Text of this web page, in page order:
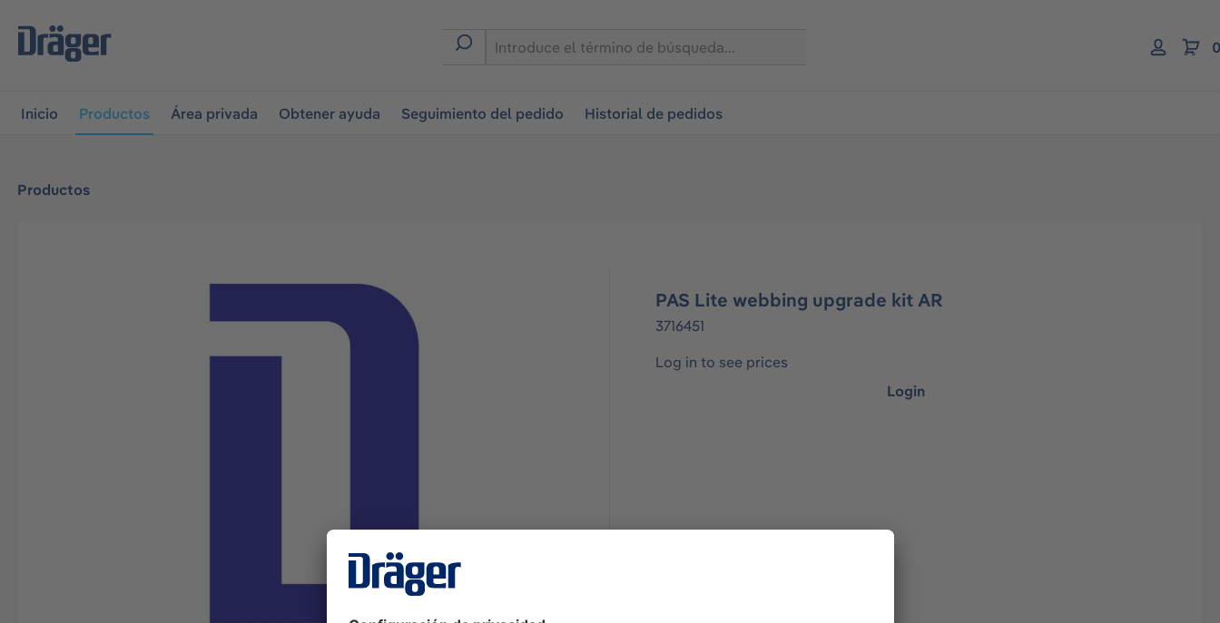
la navegación principal
Inicio Productos Área privada Obtener ayuda Seguimiento del pedido Historial de pedidos
Productos
PAS Lite webbing upgrade kit AR
3716451
Log in to see prices
Login